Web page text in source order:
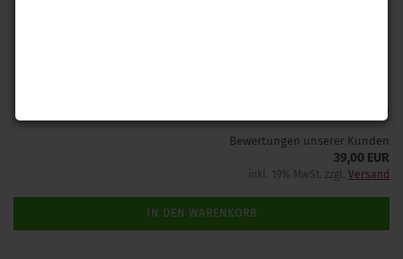
Bewertungen unserer Kunden
39,00 EUR
inkl. 19% MwSt. zzgl. Versand
IN DEN WARENKORB